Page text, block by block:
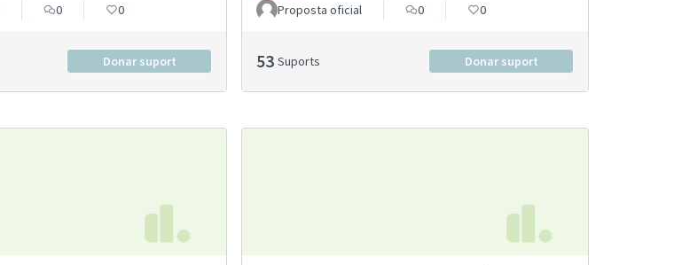
0 0
Donar suport
Proposta oficial 0 0
53 Suports Donar suport